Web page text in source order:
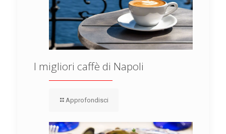
I migliori caffè di Napoli
Approfondisci